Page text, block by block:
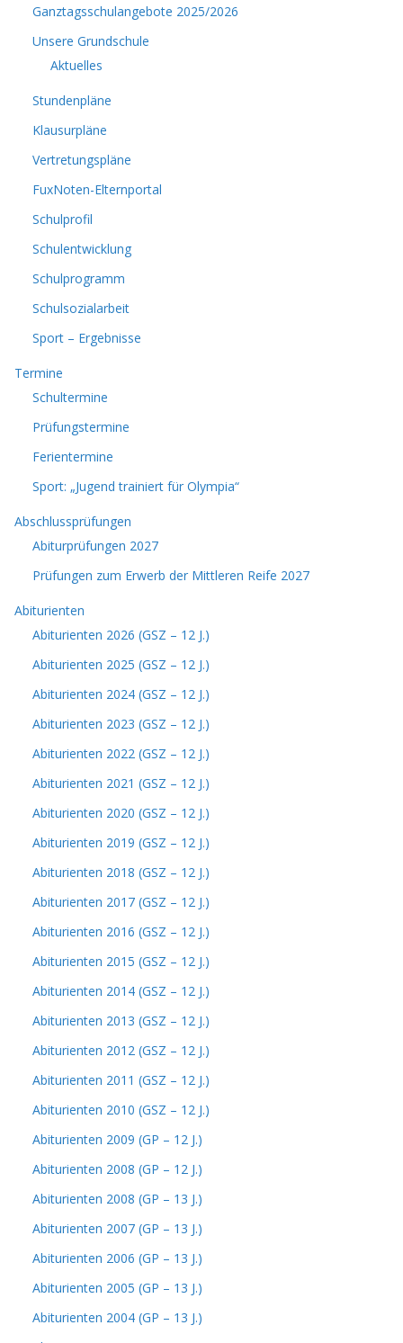
Ganztagsschulangebote 2025/2026
Unsere Grundschule
Aktuelles
Stundenpläne
Klausurpläne
Vertretungspläne
FuxNoten-Elternportal
Schulprofil
Schulentwicklung
Schulprogramm
Schulsozialarbeit
Sport – Ergebnisse
Termine
Schultermine
Prüfungstermine
Ferientermine
Sport: „Jugend trainiert für Olympia“
Abschlussprüfungen
Abiturprüfungen 2027
Prüfungen zum Erwerb der Mittleren Reife 2027
Abiturienten
Abiturienten 2026 (GSZ – 12 J.)
Abiturienten 2025 (GSZ – 12 J.)
Abiturienten 2024 (GSZ – 12 J.)
Abiturienten 2023 (GSZ – 12 J.)
Abiturienten 2022 (GSZ – 12 J.)
Abiturienten 2021 (GSZ – 12 J.)
Abiturienten 2020 (GSZ – 12 J.)
Abiturienten 2019 (GSZ – 12 J.)
Abiturienten 2018 (GSZ – 12 J.)
Abiturienten 2017 (GSZ – 12 J.)
Abiturienten 2016 (GSZ – 12 J.)
Abiturienten 2015 (GSZ – 12 J.)
Abiturienten 2014 (GSZ – 12 J.)
Abiturienten 2013 (GSZ – 12 J.)
Abiturienten 2012 (GSZ – 12 J.)
Abiturienten 2011 (GSZ – 12 J.)
Abiturienten 2010 (GSZ – 12 J.)
Abiturienten 2009 (GP – 12 J.)
Abiturienten 2008 (GP – 12 J.)
Abiturienten 2008 (GP – 13 J.)
Abiturienten 2007 (GP – 13 J.)
Abiturienten 2006 (GP – 13 J.)
Abiturienten 2005 (GP – 13 J.)
Abiturienten 2004 (GP – 13 J.)